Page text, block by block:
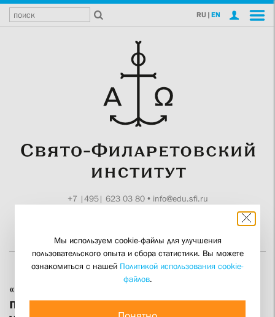
RU | EN
+7 |495| 623 03 80• info@edu.sfi.ru
«Начало и мотивация научного
познания: рассуждение об
Мы используем cookie-файлы для улучшения
пользовательского опыта и сбора статистики. Вы можете
ознакомиться с нашей Политикой использования cookie-
файлов.